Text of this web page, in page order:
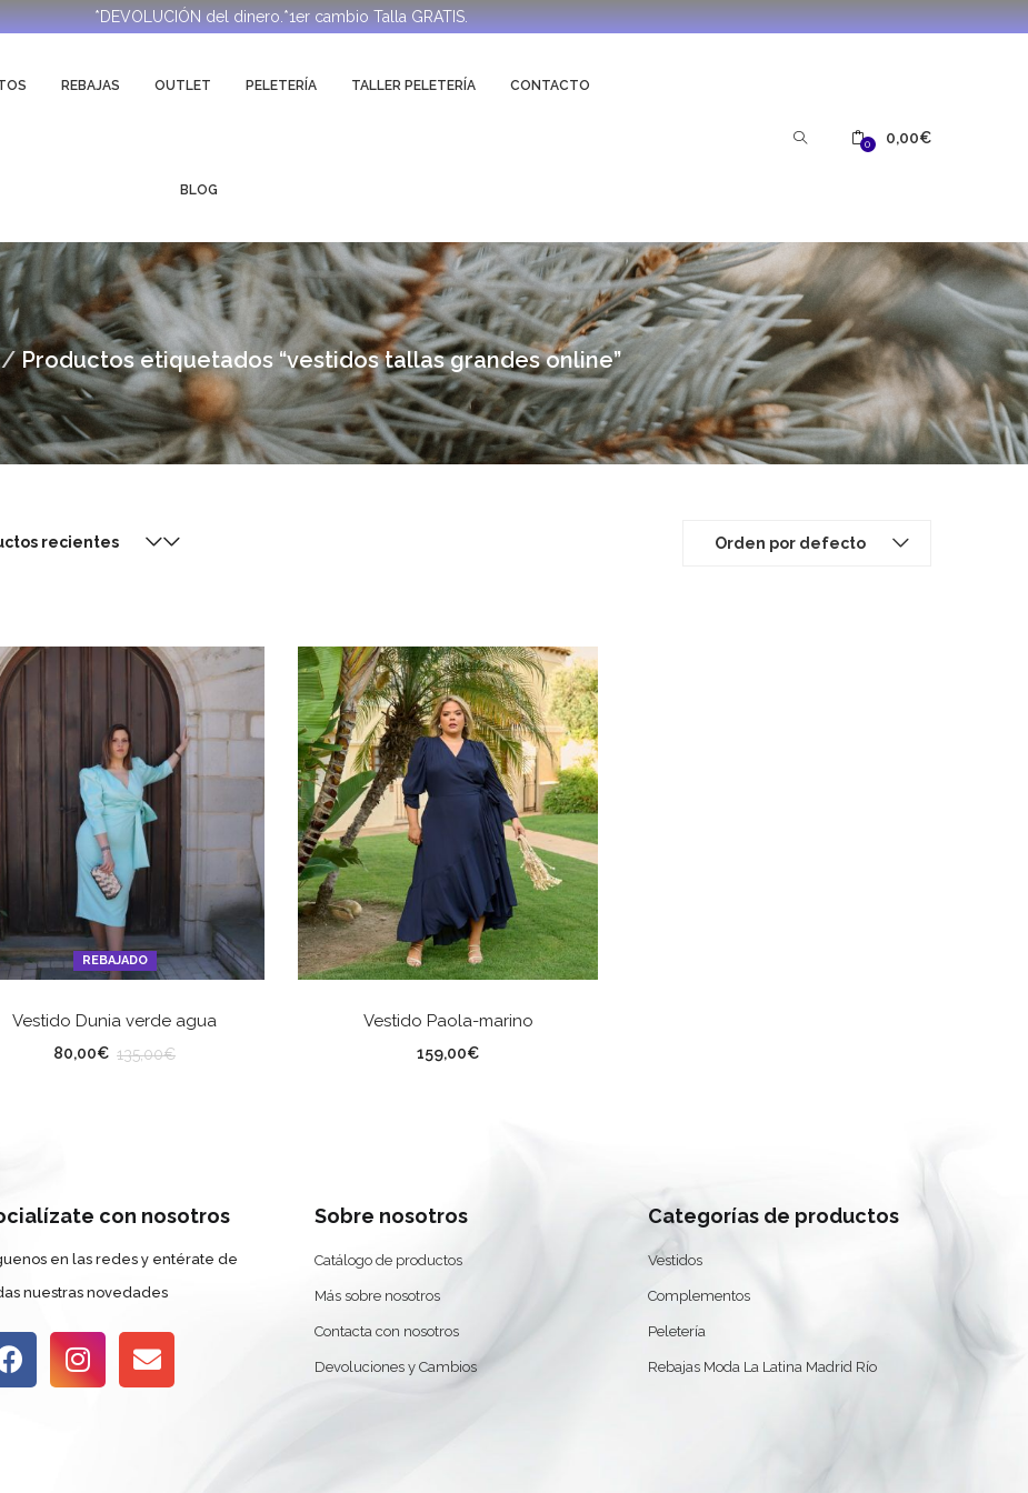
*DEVOLUCIÓN del dinero.*1er cambio Talla GRATIS.
REBAJAS OUTLET PELETERÍA TALLER PELETERÍA CONTACTO
BLOG
0 0,00€
Productos etiquetados “vestidos tallas grandes online”
recientes Orden por defecto
REBAJADO
Vestido Dunia verde agua
80,00€ 135,00€
TALLA
Vestido Paola-marino
159,00€
con nosotros
en las redes y entérate de
nuestras novedades
Sobre nosotros
Catálogo de productos
Más sobre nosotros
Contacta con nosotros
Devoluciones y Cambios
Categorías de productos
Vestidos
Complementos
Peletería
Rebajas Moda La Latina Madrid Río